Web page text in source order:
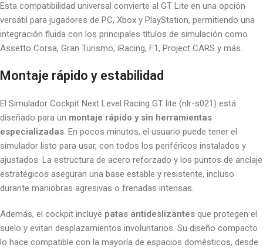
Esta compatibilidad universal convierte al GT Lite en una opción
versátil para jugadores de PC, Xbox y PlayStation, permitiendo una
integración fluida con los principales títulos de simulación como
Assetto Corsa, Gran Turismo, iRacing, F1, Project CARS y más.
Montaje rápido y estabilidad
El Simulador Cockpit Next Level Racing GT lite (nlr-s021) está
diseñado para un montaje rápido y sin herramientas
especializadas. En pocos minutos, el usuario puede tener el
simulador listo para usar, con todos los periféricos instalados y
ajustados. La estructura de acero reforzado y los puntos de anclaje
estratégicos aseguran una base estable y resistente, incluso
durante maniobras agresivas o frenadas intensas.
Además, el cockpit incluye patas antideslizantes que protegen el
suelo y evitan desplazamientos involuntarios. Su diseño compacto
lo hace compatible con la mayoría de espacios domésticos, desde